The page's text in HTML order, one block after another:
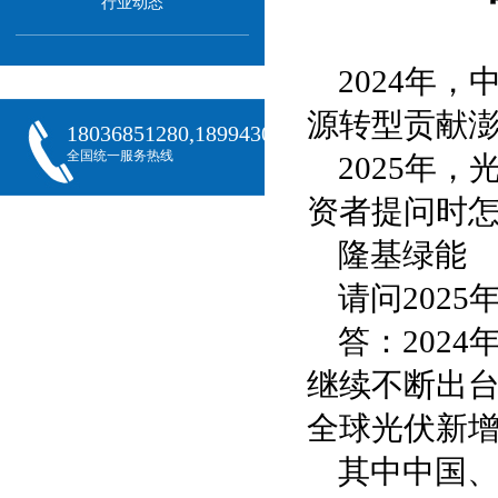
18036851280,18994301288,18068407382
全国统一服务热线
2024年，
源转型贡献
2025年，
资者提问时
隆基绿能
请问2025
答：2024
继续不断出
全球光伏新
其中中国